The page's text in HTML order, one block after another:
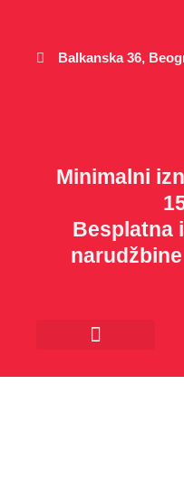
садржајBalkanska 36,
Minimalni
Besplatna